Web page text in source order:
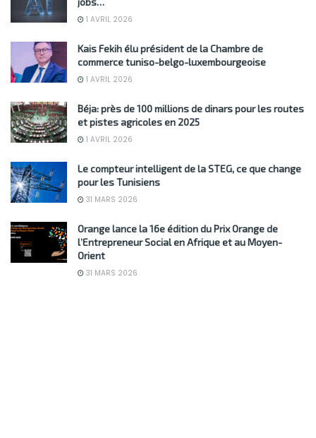
1 AVRIL 2026
Kais Fekih élu président de la Chambre de
commerce tuniso-belgo-luxembourgeoise
1 AVRIL 2026
Béja: près de 100 millions de dinars pour les routes
et pistes agricoles en 2025
1 AVRIL 2026
Le compteur intelligent de la STEG, ce que change
pour les Tunisiens
31 MARS 2026
Orange lance la 16e édition du Prix Orange de
l’Entrepreneur Social en Afrique et au Moyen-
Orient
31 MARS 2026